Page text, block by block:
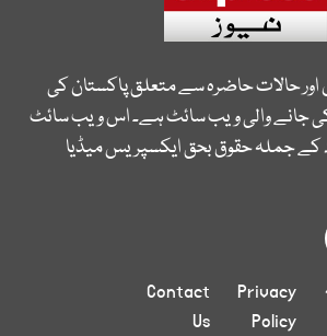
اور حالات حاضرہ سے متعلق پاکستان کی
جانے والی ویب سائٹ ہے۔ اس ویب سائٹ
کے جملہ حقوق بحق ایکسپریس میڈیا
Privacy
Policy
Contact
Us